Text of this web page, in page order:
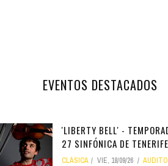
EVENTOS DESTACADOS
'LIBERTY BELL' -
27 SINFÓNICA DE TENERIFE
CLÁSICA VIE, 18/09/26